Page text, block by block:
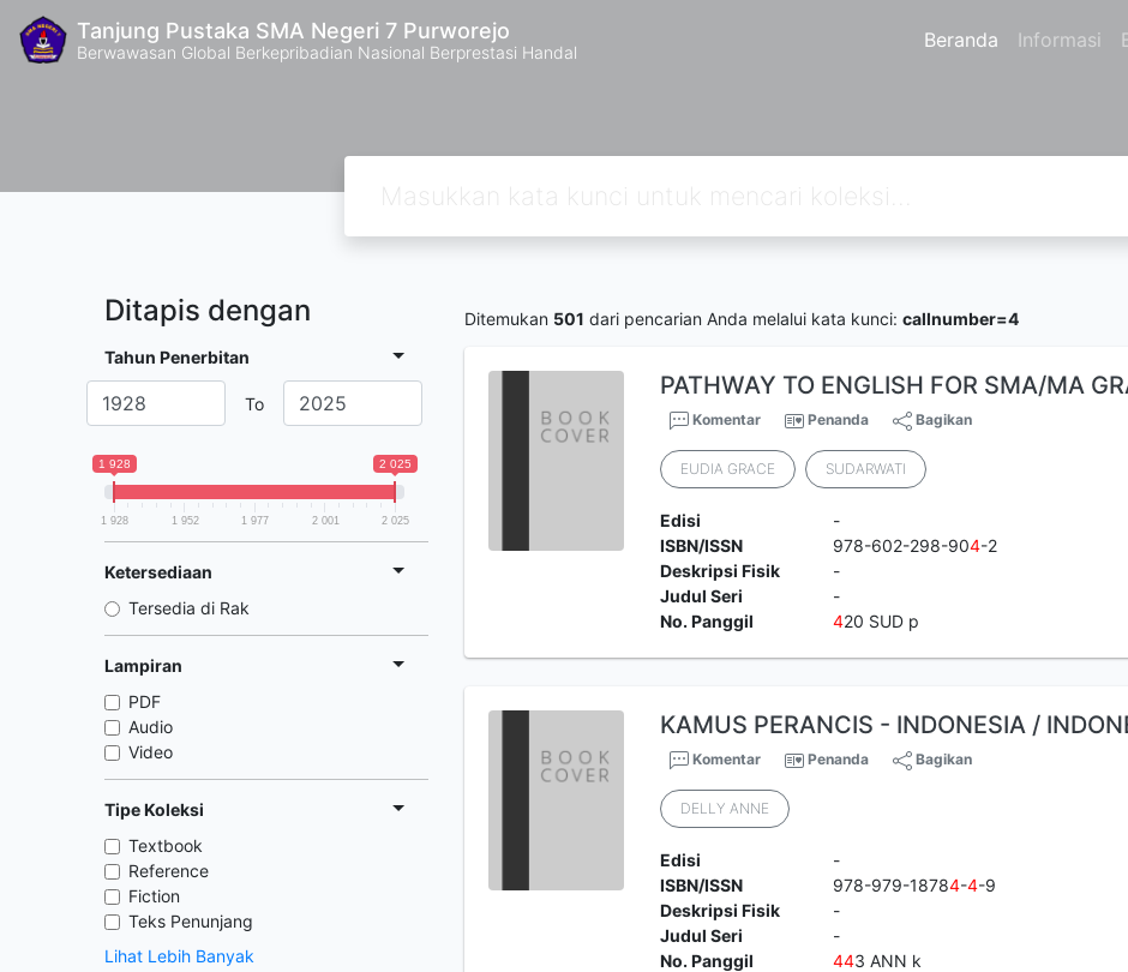
Tanjung Pustaka SMA Negeri 7 Purworejo
Berwawasan Global Berkepribadian Nasional Berprestasi Handal Beranda Informasi
Ditapis dengan
Tahun Penerbitan
To
1 928 2 025
1 928 1 952 1 977 2 001 2 025
Ketersediaan
Tersedia di Rak
Lampiran
PDF
Audio
Video
Tipe Koleksi
Textbook
Reference
Fiction
Teks Penunjang
Lihat Lebih Banyak
Ditemukan 501 dari pencarian Anda melalui kata kunci: callnumber=4
PATHWAY TO ENGLISH FOR SMA/MA
Komentar Penanda Bagikan
EUDIA GRACE SUDARWATI
Edisi
-
ISBN/ISSN
978-602-298-904-2
Deskripsi Fisik
-
Judul Seri
-
No. Panggil
420 SUD p
KAMUS PERANCIS - INDONESIA /
Komentar Penanda Bagikan
DELLY ANNE
Edisi
-
ISBN/ISSN
978-979-18784-4-9
Deskripsi Fisik
-
Judul Seri
-
No. Panggil
443 ANN k